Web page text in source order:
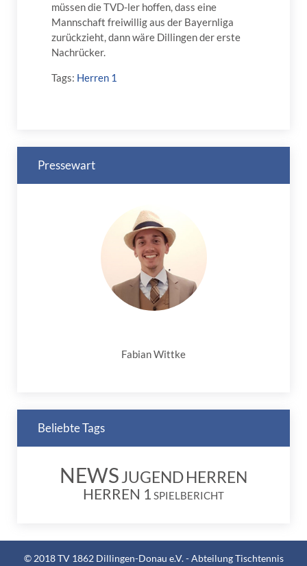
müssen die TVD-ler hoffen, dass eine
Mannschaft freiwillig aus der Bayernliga
zurückzieht, dann wäre Dillingen der erste
Nachrücker.
Tags: Herren 1
Pressewart
Fabian Wittke
Beliebte Tags
NEWSJUGENDHERREN
HERREN 1 SPIELBERICHT
© 2018 TV 1862 Dillingen-Donau e.V. - Abteilung Tischtennis